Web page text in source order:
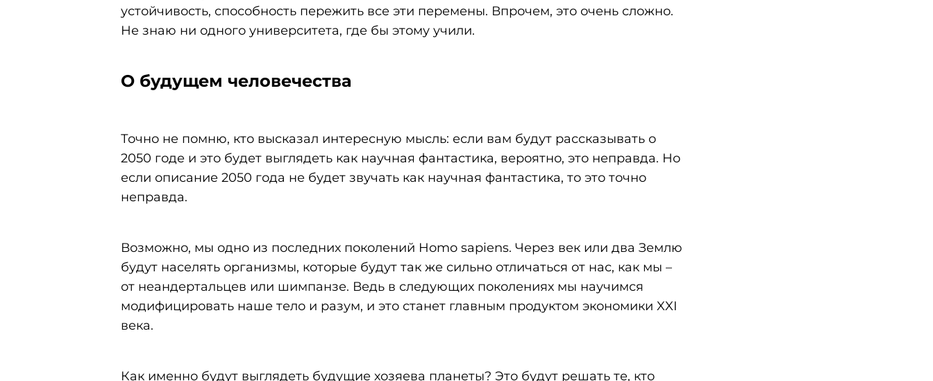
устойчивость, способность пережить все эти перемены. Впрочем, это очень сложно.
Не знаю ни одного университета, где бы этому учили.
О будущем человечества
Точно не помню, кто высказал интересную мысль: если вам будут рассказывать о
2050 годе и это будет выглядеть как научная фантастика, вероятно, это неправда. Но
если описание 2050 года не будет звучать как научная фантастика, то это точно
неправда.
Возможно, мы одно из последних поколений Homo sapiens. Через век или два Землю
будут населять организмы, которые будут так же сильно отличаться от нас, как мы –
от неандертальцев или шимпанзе. Ведь в следующих поколениях мы научимся
модифицировать наше тело и разум, и это станет главным продуктом экономики XXI
века.
Как именно будут выглядеть будущие хозяева планеты? Это будут решать те, кто